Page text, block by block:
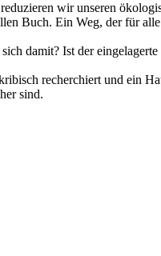
wir unseren
Buch. Ein Weg, der für
damit? Ist der
recherchiert und ein
sind.